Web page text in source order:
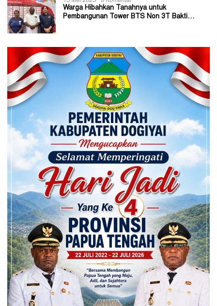
Warga Hibahkan Tanahnya untuk
Pembangunan Tower BTS Non 3T Bakti